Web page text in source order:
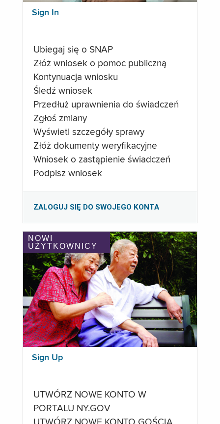
Sign In
Ubiegaj się o SNAP
Złóż wniosek o pomoc publiczną
Kontynuacja wniosku
Śledź wniosek
Przedłuż uprawnienia do świadczeń
Zgłoś zmiany
Wyświetl szczegóły sprawy
Złóż dokumenty weryfikacyjne
Wniosek o zastąpienie świadczeń
Podpisz wniosek
ZALOGUJ SIĘ DO SWOJEGO KONTA
NOWI
UŻYTKOWNICY
Sign Up
UTWÓRZ NOWE KONTO W
PORTALU NY.GOV